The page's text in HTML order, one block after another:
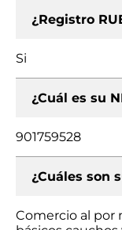
¿Registro
Si
¿Cuál es su
901759528
¿Cuáles son
Comercio al por